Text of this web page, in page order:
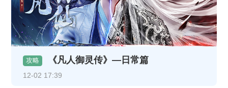
攻略 《凡人御灵传》—日常篇
12-02 17:39